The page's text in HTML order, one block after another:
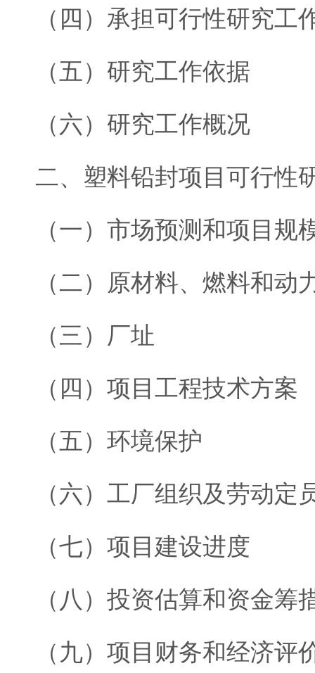
（四）承担可行性研究工
（五）研究工作依据
（六）研究工作概况
二、塑料铅封项目可行性
（一）市场预测和项目规
（二）原材料、燃料和动
（三）厂址
（四）项目工程技术方案
（五）环境保护
（六）工厂组织及劳动定
（七）项目建设进度
（八）投资估算和资金筹
（九）项目财务和经济评